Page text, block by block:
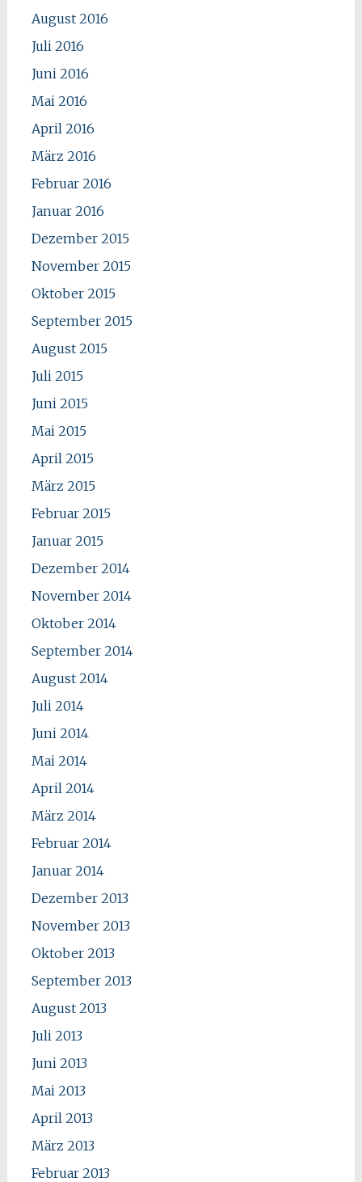
August 2016
Juli 2016
Juni 2016
Mai 2016
April 2016
März 2016
Februar 2016
Januar 2016
Dezember 2015
November 2015
Oktober 2015
September 2015
August 2015
Juli 2015
Juni 2015
Mai 2015
April 2015
März 2015
Februar 2015
Januar 2015
Dezember 2014
November 2014
Oktober 2014
September 2014
August 2014
Juli 2014
Juni 2014
Mai 2014
April 2014
März 2014
Februar 2014
Januar 2014
Dezember 2013
November 2013
Oktober 2013
September 2013
August 2013
Juli 2013
Juni 2013
Mai 2013
April 2013
März 2013
Februar 2013